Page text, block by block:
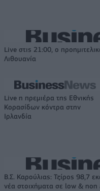
Live στις 21:00, ο
Λιθουανία
Live η πρεμιέρα της Εθνικής
Κορασίδων κόντρα στην
Ιρλανδία
Β.Σ. Καρούλιας: Τζίρος 98,7
νέα στοιχήματα σε low &